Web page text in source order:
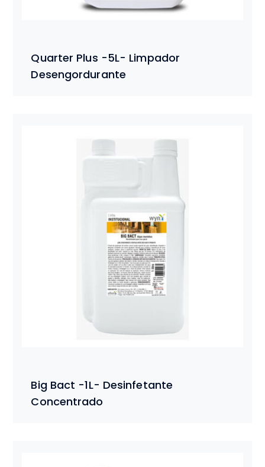
Quarter Plus -5L- Limpador
Desengordurante
Big Bact -1L- Desinfetante
Concentrado